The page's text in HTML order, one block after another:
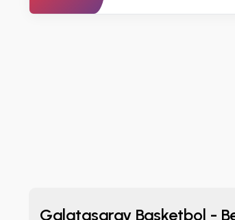
Galatasaray Basketbol -